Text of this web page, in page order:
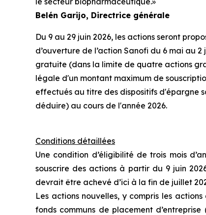
Belén Garijo, Directrice générale
Du 9 au 29 juin 2026, les actions seront
d’ouverture de l’action Sanofi du 6 mai au
gratuite (dans la limite de quatre actions
légale d'un montant maximum de
effectués au titre des dispositifs d'épargne
déduire) au cours de l'année 2026.
Conditions détaillées
Une condition d’éligibilité de trois mois
souscrire des actions à partir du 9 juin
devrait être achevé d’ici à la fin de juillet
Les actions nouvelles, y compris les
fonds communs de placement